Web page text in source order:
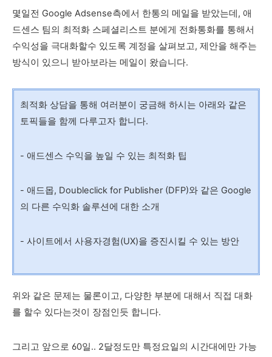
몇일전 Google Adsense측에서 한통의 메일을 받았는데, 애
드센스 팀의 최적화 스페셜리스트 분에게 전화통화를 통해서
수익성을 극대화할수 있도록 계정을 살펴보고, 제안을 해주는
방식이 있으니 받아보라는 메일이 왔습니다.
최적화 상담을 통해 여러분이 궁금해 하시는 아래와 같은
토픽들을 함께 다루고자 합니다.
- 애드센스 수익을 높일 수 있는 최적화 팁
- 애드몹, Doubleclick for Publisher (DFP)와 같은 Google
의 다른 수익화 솔루션에 대한 소개
- 사이트에서 사용자경험(UX)을 증진시킬 수 있는 방안
위와 같은 문제는 물론이고, 다양한 부분에 대해서 직접 대화
를 할수 있다는것이 장점인듯 합니다.
그리고 앞으로 60일.. 2달정도만 특정요일의 시간대에만 가능